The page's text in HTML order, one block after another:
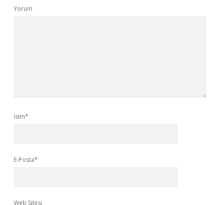
Yorum
İsim*
E-Posta*
Web Sitesi